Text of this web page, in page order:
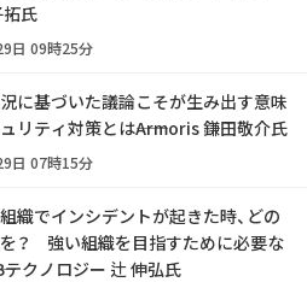
氏
日 09時25分
に基づいた議論こそが生み出す意味
リティ対策とは――Armoris 鎌田敬介氏
日 07時15分
織でインシデントが起きた時、どの
？ 強い組織を目指すために必要な
テクノロジー 辻 伸弘氏